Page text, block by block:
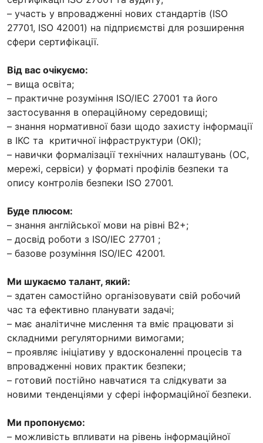
– участь у впровадженні нових стандартів (ISO
27701, ISO 42001) на підприємстві для розширення
сфери сертифікації.
Від вас очікуємо:
– вища освіта;
– практичне розуміння ISO/IEC 27001 та його
застосування в операційному середовищі;
– знання нормативної бази щодо захисту інформації
в ІКС та критичної інфраструктури (ОКІ);
– навички формалізації технічних налаштувань (ОС,
мережі, сервіси) у форматі профілів безпеки та
опису контролів безпеки ISO 27001.
Буде плюсом:
– знання англійської мови на рівні B2+;
– досвід роботи з ISO/IEC 27701 ;
– базове розуміння ISO/IEC 42001.
Ми шукаємо талант, який:
– здатен самостійно організовувати свій робочий
час та ефективно планувати задачі;
– має аналітичне мислення та вміє працювати зі
складними регуляторними вимогами;
– проявляє ініціативу у вдосконаленні процесів та
впровадженні нових практик безпеки;
– готовий постійно навчатися та слідкувати за
новими тенденціями у сфері інформаційної безпеки.
Ми пропонуємо:
– можливість впливати на рівень інформаційної